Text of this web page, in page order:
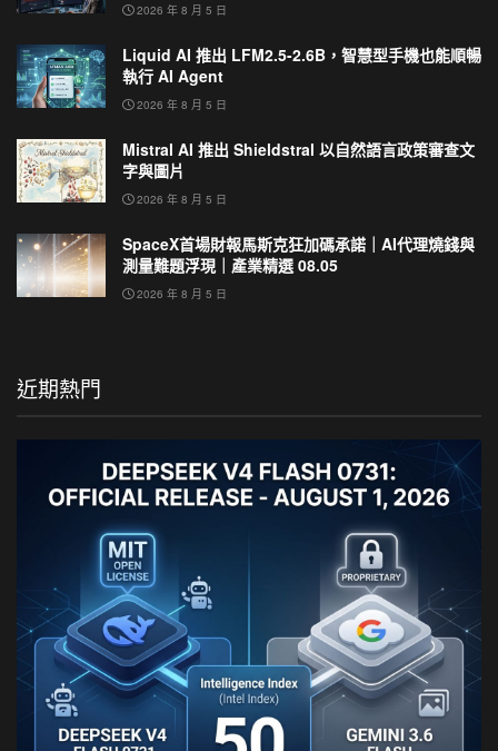
2026 年 8 月 5 日
Liquid AI 推出 LFM2.5-2.6B，智慧型手機也能順暢
執行 AI Agent
2026 年 8 月 5 日
Mistral AI 推出 Shieldstral 以自然語言政策審查文
字與圖片
2026 年 8 月 5 日
SpaceX首場財報馬斯克狂加碼承諾｜AI代理燒錢與
測量難題浮現｜產業精選 08.05
2026 年 8 月 5 日
近期熱門